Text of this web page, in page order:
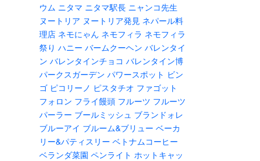
ウム ニタマ ニタマ駅長 ニャンコ先生
ヌートリア ヌートリア発見 ネパール料
理店 ネモにゃん ネモフィラ ネモフィラ
祭り ハニー バームクーヘン バレンタイ
ン バレンタインチョコ バレンタイン博
パークスガーデン パワースポット ビン
ゴ ピコリーノ ピスタチオ ファゴット
フォロン フライ饅頭 フルーツ フルーツ
パーラー ブールミッシュ ブランドォレ
ブルーアイ ブルーム&ブリュー ベーカ
リー&パティスリー ベトナムコーヒー
ベランダ菜園 ペンライト ホットキャッ